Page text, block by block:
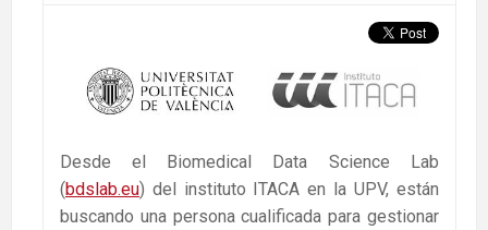
Desde el Biomedical Data Science Lab
(bdslab.eu) del instituto ITACA en la UPV, están
buscando una persona cualificada para gestionar